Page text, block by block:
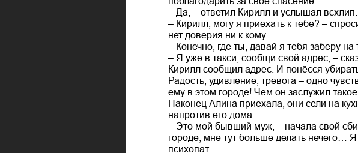
– Да, – ответил Кирилл и услышал
– Кирилл, могу я приехать к тебе? –
нет доверия ни к кому.
– Конечно, где ты, давай я тебя заберу на
– Я уже в такси, сообщи свой адрес, –
Кирилл сообщил адрес. И понёсся
Радость, удивление, тревога – одно
ему в этом городе! Чем он заслужил
Наконец Алина приехала, они сели на
напротив его дома.
– Это мой бывший муж, – начала свой
городе, мне тут больше делать нечего…
психопат…